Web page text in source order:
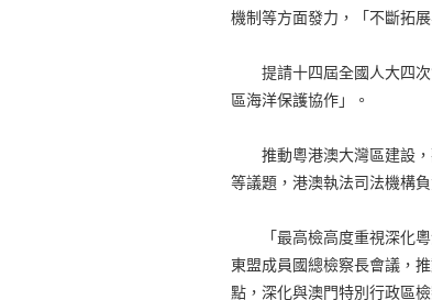
機制等方面發力，「不斷拓
提請十四屆全國人大四次
區海洋保護協作」。
推動粵港澳大灣區建設，
等議題，港澳執法司法機構
「最高檢高度重視深化粵
東盟成員國總檢察長會議，
點，深化與澳門特別行政區